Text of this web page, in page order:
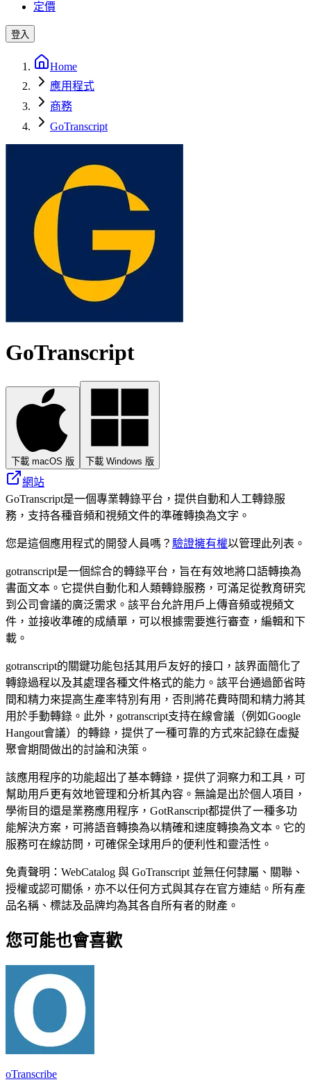
定價
登入
Home
應用程式
商務
GoTranscript
GoTranscript
下載 macOS 版 下載 Windows 版
網站
GoTranscript是一個專業轉錄平台，提供自動和人工轉錄服
務，支持各種音頻和視頻文件的準確轉換為文字。
您是這個應用程式的開發人員嗎？ 驗證擁有權以管理此列表。
gotranscript是一個綜合的轉錄平台，旨在有效地將口語轉換為
書面文本。它提供自動化和人類轉錄服務，可滿足從教育研究
到公司會議的廣泛需求。該平台允許用戶上傳音頻或視頻文
件，並接收準確的成績單，可以根據需要進行審查，編輯和下
載。
gotranscript的關鍵功能包括其用戶友好的接口，該界面簡化了
轉錄過程以及其處理各種文件格式的能力。該平台通過節省時
間和精力來提高生產率特別有用，否則將花費時間和精力將其
用於手動轉錄。此外，gotranscript支持在線會議（例如Google
Hangout會議）的轉錄，提供了一種可靠的方式來記錄在虛擬
聚會期間做出的討論和決策。
該應用程序的功能超出了基本轉錄，提供了洞察力和工具，可
幫助用戶更有效地管理和分析其內容。無論是出於個人項目，
學術目的還是業務應用程序，GotRanscript都提供了一種多功
能解決方案，可將語音轉換為以精確和速度轉換為文本。它的
服務可在線訪問，可確保全球用戶的便利性和靈活性。
免責聲明：WebCatalog 與 GoTranscript 並無任何隸屬、關聯、
授權或認可關係，亦不以任何方式與其存在官方連結。所有產
品名稱、標誌及品牌均為其各自所有者的財產。
您可能也會喜歡
oTranscribe